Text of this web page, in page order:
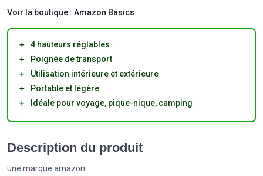
Voir la boutique : Amazon Basics
＋
4 hauteurs réglables
＋
Poignée de transport
＋
Utilisation intérieure et extérieure
＋
Portable et légère
＋
Idéale pour voyage, pique-nique, camping
Description du produit
une marque amazon